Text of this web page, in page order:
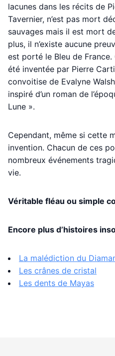
lacunes dans les récits de
Tavernier, n’est pas mort
sauvages mais il est mort
plus, il n’existe aucune
est porté le Bleu de
été inventée par Pierre
convoitise de Evalyne
inspiré d’un roman de
Lune ».
Cependant, même si cette
invention. Chacun de ces
nombreux événements
vie.
Véritable fléau ou simple
Encore plus d’histoires
La malédiction du
Les crânes de cristal
Les dents de Mayas